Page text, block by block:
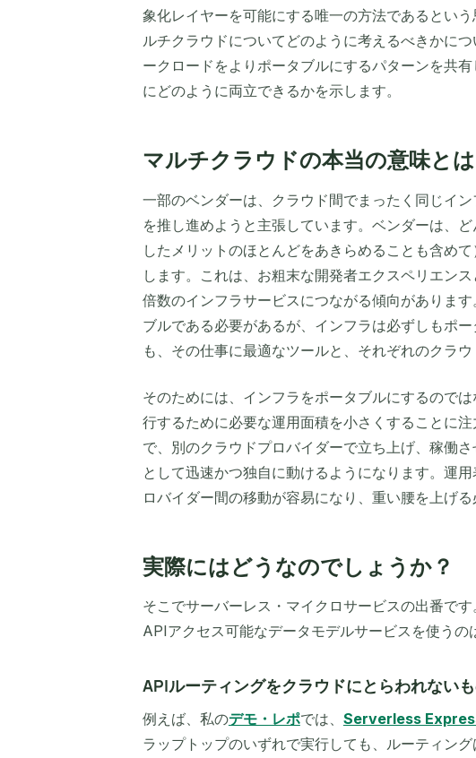
象化レイヤーを可能にする唯一の方法であるとい
ルチクラウドについてどのように考えるべきかに
ークロードをよりポータブルにするパターンを共
にどのように両立できるかを示します。
マルチクラウドの本当の意味とは
一部のベンダーは、クラウド間でまったく同じイ
を推し進めようと主張しています。ベンダーは、
したメリットのほとんどをあきらめることも含め
します。これは、お粗末な開発者エクスペリエン
倍数のインフラサービスにつながる傾向がありま
ブルである必要があるが、インフラは必ずしもポ
も、その仕事に最適なツールと、それぞれのクラウ
そのためには、インフラをポータブルにするので
行するために必要な運用面積を小さくすることに
で、別のクラウドプロバイダーで立ち上げ、稼働
として迅速かつ独自に動けるようになります。運
ロバイダー間の移動が容易になり、重い腰を上げる
実際にはどうなのでしょうか？
そこでサーバーレス・マイクロサービスの出番で
APIアクセス可能なデータモデルサービスを使うの
APIルーティングをクラウドにとらわれない
例えば、私のデモ・レポでは、 Serverless
ラップトップのいずれで実行しても、ルーティン